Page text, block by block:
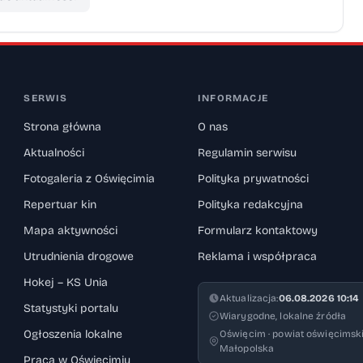
nie miał i to, co widzimy dziś, jest
sporo uwagi w swoim wystąpieniu
Śliwa: – To, że ten obiekt tu powstał, to
tego obiektu znajduje się w innej części
dach obiektu z sześcioma
okazało się, że są tak wysokie, że może
tylko z dwudziestoma czterema
do potrzeb rodzin z niepełnosprawnościami.
środków zewnętrznych z dobrym
obecnemu tutaj wojewodzie za to,
że jesteśmy dziś tutaj razem i że już
mieszkania są gotowe do przekazania –
podziękowania wszystkim
SERWIS
Strona główna
Aktualności
Fotogaleria z Oświęcimia
Repertuar kin
Mapa aktywności
Utrudnienia drogowe
Hokej – KS Unia
Statystyki portalu
Ogłoszenia lokalne
Praca w Oświęcimiu
INFORMACJE
O nas
Regulamin serwisu
Polityka prywatności
Polityka redakcyjna
Formularz kontaktowy
Reklama i współpraca
Aktualizacja:06.08.2026 10:14
Wiarygodne, lokalne źródła
Oświęcim · powiat oświęcimski
Małopolska